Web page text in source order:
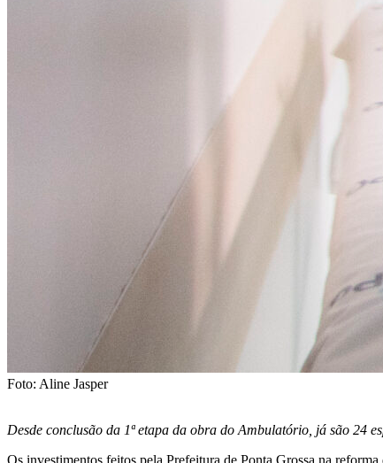
Foto: Aline Jasper
Desde conclusão da 1ª etapa da obra do Ambulatório, já são 24
Os investimentos feitos pela Prefeitura de Ponta Grossa na